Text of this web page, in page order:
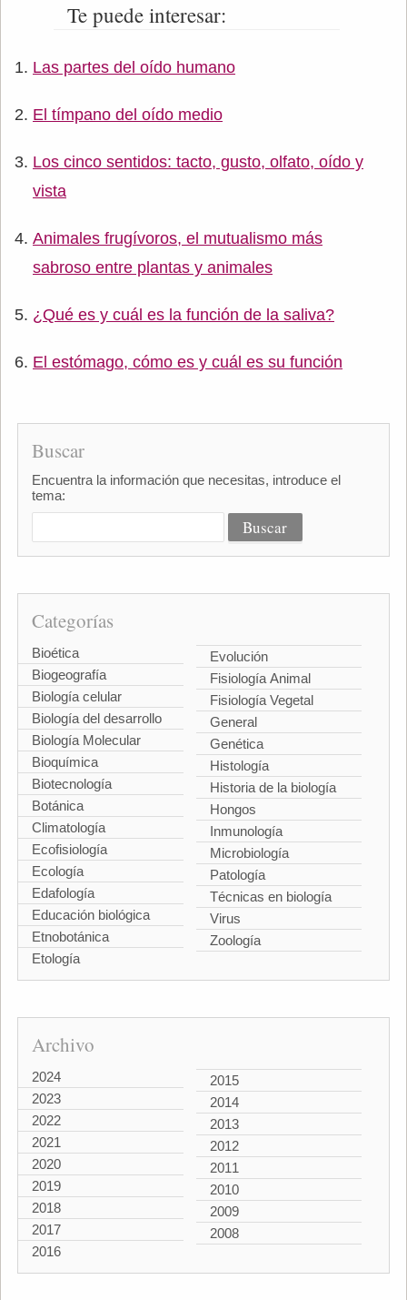
Te puede interesar:
Las partes del oído humano
El tímpano del oído medio
Los cinco sentidos: tacto, gusto, olfato, oído y
vista
Animales frugívoros, el mutualismo más
sabroso entre plantas y animales
¿Qué es y cuál es la función de la saliva?
El estómago, cómo es y cuál es su función
Buscar
Encuentra la información que necesitas, introduce el
tema:
Categorías
Bioética
Biogeografía
Biología celular
Biología del desarrollo
Biología Molecular
Bioquímica
Biotecnología
Botánica
Climatología
Ecofisiología
Ecología
Edafología
Educación biológica
Etnobotánica
Etología
Evolución
Fisiología Animal
Fisiología Vegetal
General
Genética
Histología
Historia de la biología
Hongos
Inmunología
Microbiología
Patología
Técnicas en biología
Virus
Zoología
Archivo
2024
2023
2022
2021
2020
2019
2018
2017
2016
2015
2014
2013
2012
2011
2010
2009
2008